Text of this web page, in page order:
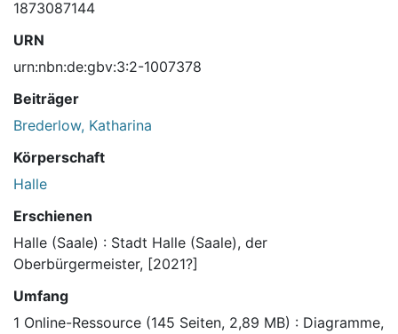
1873087144
URN
urn:nbn:de:gbv:3:2-1007378
Beiträger
Brederlow, Katharina
Körperschaft
Halle
Erschienen
Halle (Saale) : Stadt Halle (Saale), der
Oberbürgermeister, [2021?]
Umfang
1 Online-Ressource (145 Seiten, 2,89 MB) : Diagramme,